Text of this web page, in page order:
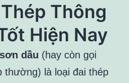
Thông
Hiện Nay
dầu (hay còn gọi
thường) là loại đai thép